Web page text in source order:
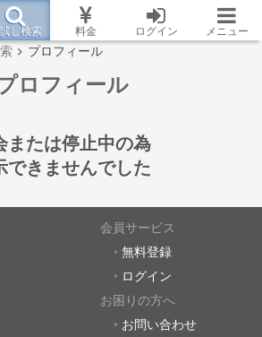
し検索 料金 ログイン メニュー
プロフィール
ロフィール
または停止中の為
できませんでした
会員サービス
無料登録
ログイン
お困りの方へ
お問い合わせ